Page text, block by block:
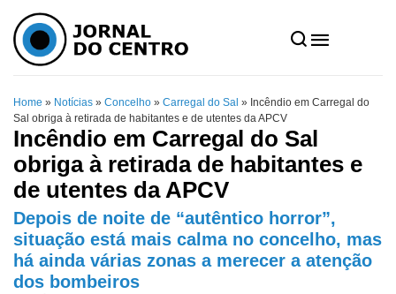
Home » Notícias » Concelho » Carregal do Sal » Incêndio em Carregal do
Sal obriga à retirada de habitantes e de utentes da APCV
Incêndio em Carregal do Sal
obriga à retirada de habitantes e
de utentes da APCV
Depois de noite de “autêntico horror”,
situação está mais calma no concelho, mas
há ainda várias zonas a merecer a atenção
dos bombeiros